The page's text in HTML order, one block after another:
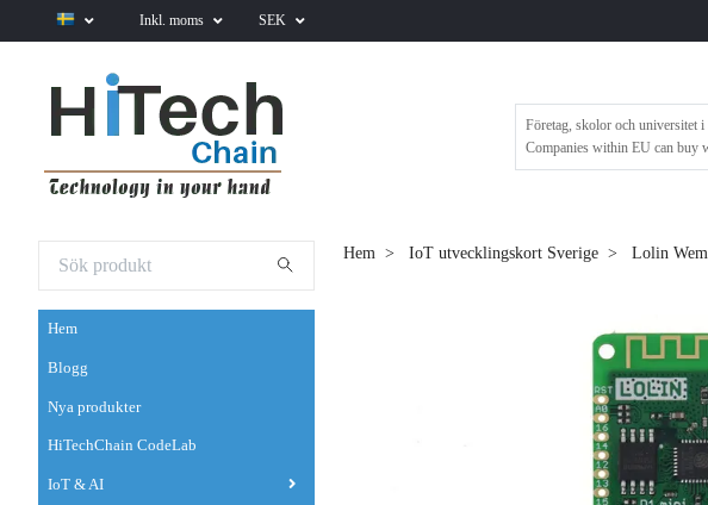
Inkl. moms SEK
Företag, skolor och universitet
Companies within EU can buy
Hem
Blogg
Nya produkter
HiTechChain CodeLab
IoT & AI
Hem IoT utvecklingskort Sverige Lolin